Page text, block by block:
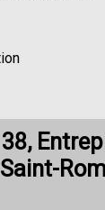
38,